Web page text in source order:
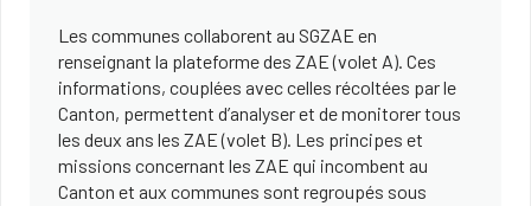
Les communes collaborent au SGZAE en
renseignant la plateforme des ZAE (volet A). Ces
informations, couplées avec celles récoltées par le
Canton, permettent d’analyser et de monitorer tous
les deux ans les ZAE (volet B). Les principes et
missions concernant les ZAE qui incombent au
Canton et aux communes sont regroupés sous